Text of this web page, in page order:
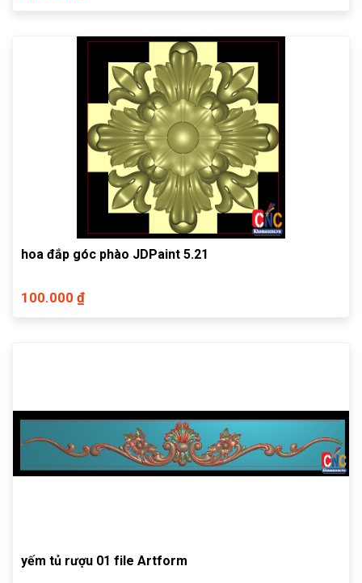
hoa đắp góc phào JDPaint 5.21
100.000 ₫
yếm tủ rượu 01 file Artform